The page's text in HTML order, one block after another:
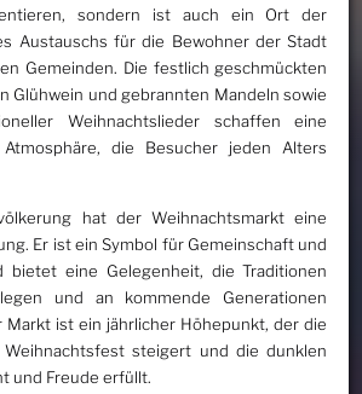
sondern ist auch ein Ort der
Austauschs für die Bewohner der Stadt
Gemeinden. Die festlich geschmückten
Glühwein und gebrannten Mandeln sowie
Weihnachtslieder schaffen eine
Atmosphäre, die Besucher jeden Alters
hat der Weihnachtsmarkt eine
Er ist ein Symbol für Gemeinschaft und
bietet eine Gelegenheit, die Traditionen
und an kommende Generationen
Markt ist ein jährlicher Höhepunkt, der die
steigert und die dunklen
und Freude erfüllt.